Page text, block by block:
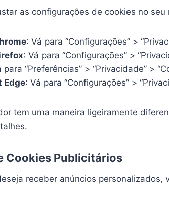
as configurações de cookies no
: Vá para “Configurações” >
: Vá para “Configurações” >
para “Preferências” > “Privacidade” >
Edge: Vá para “Configurações” >
tem uma maneira ligeiramente
Cookies Publicitários
receber anúncios